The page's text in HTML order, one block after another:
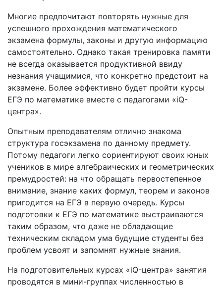
Многие предпочитают повторять нужные для
успешного прохождения математического
экзамена формулы, законы и другую информацию
самостоятельно. Однако такая тренировка памяти
не всегда оказывается продуктивной ввиду
незнания учащимися, что конкретно предстоит на
экзамене. Более эффективно будет пройти курсы
ЕГЭ по математике вместе с педагогами «iQ-
центра».
Опытным преподавателям отлично знакома
структура госэкзамена по данному предмету.
Потому педагоги легко сориентируют своих юных
учеников в мире алгебраических и геометрических
премудростей: на что обращать первостепенное
внимание, знание каких формул, теорем и законов
пригодится на ЕГЭ в первую очередь. Курсы
подготовки к ЕГЭ по математике выстраиваются
таким образом, что даже не обладающие
техническим складом ума будущие студенты без
проблем усвоят и запомнят нужные знания.
На подготовительных курсах «iQ-центра» занятия
проводятся в мини-группах численностью в